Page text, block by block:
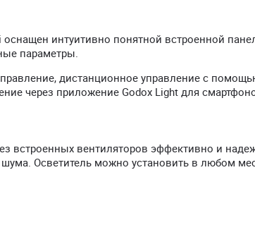
интуитивно понятной встроенной
параметры.
дистанционное управление с
через приложение Godox Light для
встроенных вентиляторов эффективно и
Осветитель можно установить в любом